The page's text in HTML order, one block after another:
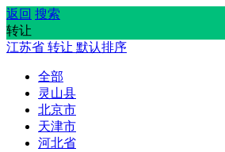
返回 搜索
转让
江苏省 转让 默认排序
全部
灵山县
北京市
天津市
河北省